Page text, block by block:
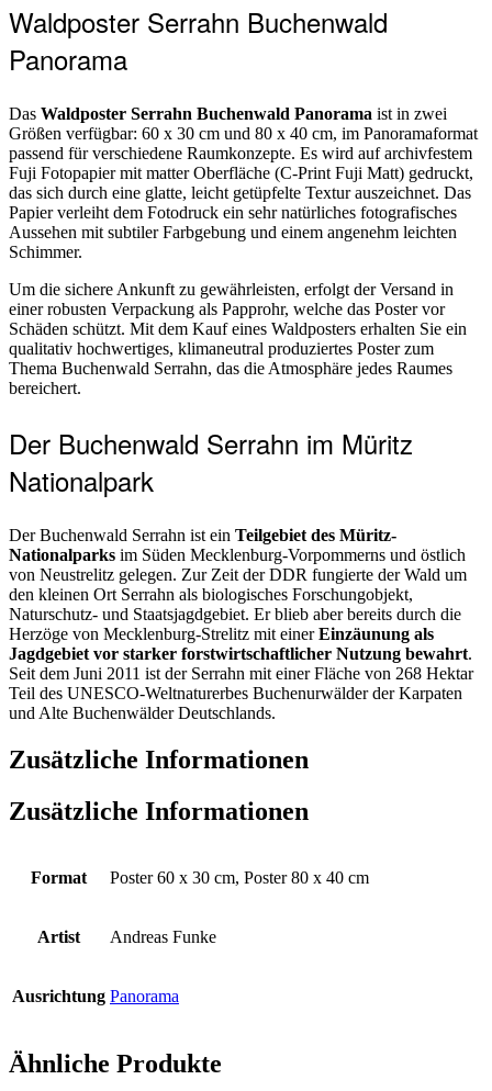
Waldposter Serrahn Buchenwald
Panorama
Das Waldposter Serrahn Buchenwald Panorama ist in zwei
Größen verfügbar: 60 x 30 cm und 80 x 40 cm, im Panoramaformat
passend für verschiedene Raumkonzepte. Es wird auf archivfestem
Fuji Fotopapier mit matter Oberfläche (C-Print Fuji Matt) gedruckt,
das sich durch eine glatte, leicht getüpfelte Textur auszeichnet. Das
Papier verleiht dem Fotodruck ein sehr natürliches fotografisches
Aussehen mit subtiler Farbgebung und einem angenehm leichten
Schimmer.
Um die sichere Ankunft zu gewährleisten, erfolgt der Versand in
einer robusten Verpackung als Papprohr, welche das Poster vor
Schäden schützt. Mit dem Kauf eines Waldposters erhalten Sie ein
qualitativ hochwertiges, klimaneutral produziertes Poster zum
Thema Buchenwald Serrahn, das die Atmosphäre jedes Raumes
bereichert.
Der Buchenwald Serrahn im Müritz
Nationalpark
Der Buchenwald Serrahn ist ein Teilgebiet des Müritz-
Nationalparks im Süden Mecklenburg-Vorpommerns und östlich
von Neustrelitz gelegen. Zur Zeit der DDR fungierte der Wald um
den kleinen Ort Serrahn als biologisches Forschungobjekt,
Naturschutz- und Staatsjagdgebiet. Er blieb aber bereits durch die
Herzöge von Mecklenburg-Strelitz mit einerEinzäunung als
Jagdgebiet vor starker forstwirtschaftlicher Nutzung bewahrt.
Seit dem Juni 2011 ist der Serrahn mit einer Fläche von 268 Hektar
Teil des UNESCO-Weltnaturerbes Buchenurwälder der Karpaten
und Alte Buchenwälder Deutschlands.
Zusätzliche Informationen
Zusätzliche Informationen
Format Poster 60 x 30 cm, Poster 80 x 40 cm
Artist Andreas Funke
Ausrichtung Panorama
Ähnliche Produkte